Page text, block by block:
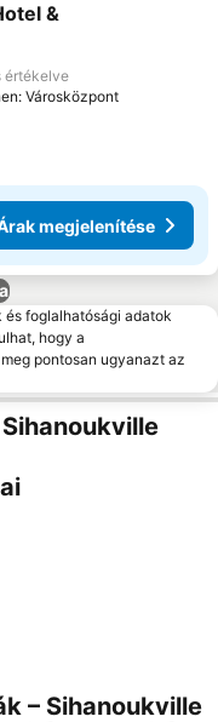
a kedvencekhez
&
értékelve
Városközpont
megjelenítése
foglalhatósági adatok
hogy a
pontosan ugyanazt az
– Sihanoukville